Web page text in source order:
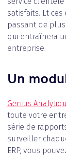
satisfaits. Et
passant de
qui entraînera
entreprise.
Un
Genius
toute votre
série de
surveiller
ERP, vous